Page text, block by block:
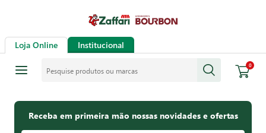
Loja Online Institucional
0
Receba em primeira mão nossas novidades e ofertas